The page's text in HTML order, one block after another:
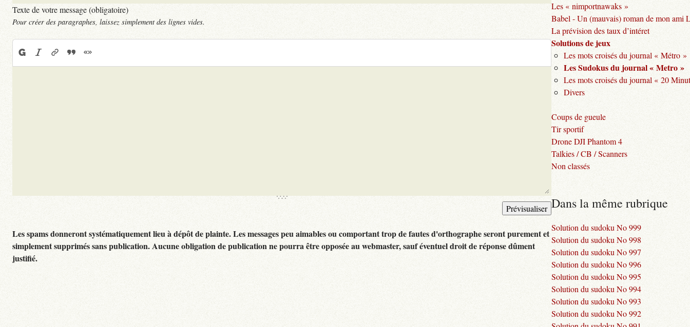
Texte de votre message (obligatoire)
Pour créer des paragraphes, laissez simplement des lignes vides.
Les spams donneront systématiquement lieu à dépôt de plainte. Les messages peu aimables ou comportant trop de fautes d'orthographe seront purement et
simplement supprimés sans publication. Aucune obligation de publication ne pourra être opposée au webmaster, sauf éventuel droit de réponse dûment
justifié.
Les « nimportnawaks »
Babel - Un (mauvais) roman de mon ami
La prévision des taux d’intéret
Solutions de jeux
Les mots croisés du journal « Métro »
Les Sudokus du journal « Metro »
Les mots croisés du journal « 20
Divers
Coups de gueule
Tir sportif
Drone DJI Phantom 4
Talkies / CB / Scanners
Non classés
Dans la même rubrique
Solution du sudoku No 999
Solution du sudoku No 998
Solution du sudoku No 997
Solution du sudoku No 996
Solution du sudoku No 995
Solution du sudoku No 994
Solution du sudoku No 993
Solution du sudoku No 992